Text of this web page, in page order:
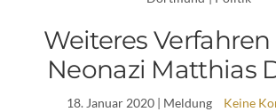
Weiteres
Neonazi Matthias
18. Januar 2020 | Meldung Keine